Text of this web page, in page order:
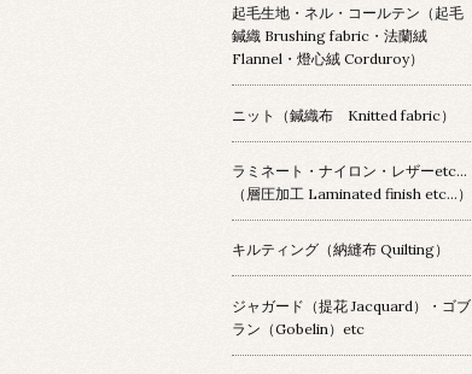
起毛生地・ネル・コールテン（起毛
鍼織 Brushing fabric・法蘭絨
Flannel・燈心絨 Corduroy）
ニット（鍼織布 Knitted fabric）
ラミネート・ナイロン・レザーetc…
（層圧加工 Laminated finish etc…）
キルティング（納縫布 Quilting）
ジャガード（提花 Jacquard）・ゴブ
ラン（Gobelin）etc